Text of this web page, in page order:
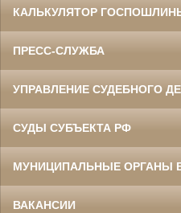
КАЛЬКУЛЯТОР
ПРЕСС-СЛУЖБА
УПРАВЛЕНИЕ СУДЕБНОГО
СУДЫ СУБЪЕКТА РФ
МУНИЦИПАЛЬНЫЕ ОРГАНЫ
ВАКАНСИИ